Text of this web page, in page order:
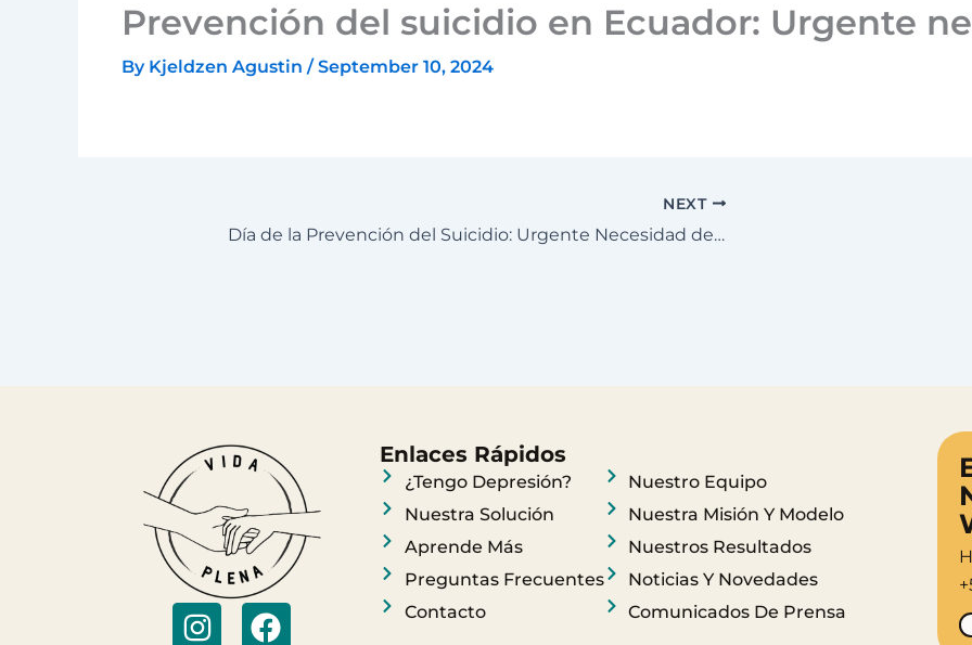
Prevención del suicidio en Ecuador: Urgente
By Kjeldzen Agustin / September 10, 2024
NEXT
Día de la Prevención del Suicidio: Urgente Necesidad de Abordar el Aumento de Casos en Ecuador
I
F
Enlaces Rápidos
¿Tengo Depresión?
Nuestra Solución
Aprende Más
Preguntas Frecuentes
Contacto
Nuestro Equipo
Nuestra Misión Y Modelo
Nuestros Resultados
Noticias Y Novedades
Comunicados De Prensa